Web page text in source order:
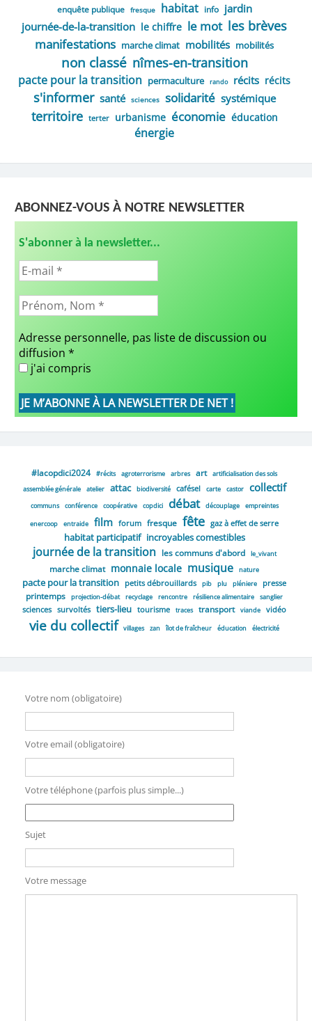
enquête publique
fresque habitat info jardin
journée-de-la-transition le chiffre le mot les brèves
manifestations marche climat mobilités mobilités
non classé nîmes-en-transition
pacte pour la transition permaculture rando récits récits
s'informer santé sciences solidarité systémique
territoire terter urbanisme économie éducation
énergie
ABONNEZ-VOUS À NOTRE NEWSLETTER
S'abonner à la newsletter...
Adresse personnelle, pas liste de discussion ou
diffusion *
j'ai compris
#lacopdici2024 #récits agroterrorisme arbres art
artificialisation des sols
assemblée générale
atelier attac biodiversité cafésel carte castor collectif
communs conférence coopérative copdici débat découplage
empreintes
enercoop
entraide film forum fresque fête gaz à effet de serre
habitat participatif incroyables comestibles
journée de la transition les communs d'abord le_vivant
marche climat monnaie locale musique nature
pacte pour la transition petits débrouillards pib plu pléniere presse
printemps projection-débat recyclage rencontre résilience alimentaire sanglier
sciences survoltés tiers-lieu tourisme traces transport viande vidéo
vie du collectif villages zan îlot de fraîcheur éducation électricité
Votre nom (obligatoire)
Votre email (obligatoire)
Votre téléphone (parfois plus simple...)
Sujet
Votre message